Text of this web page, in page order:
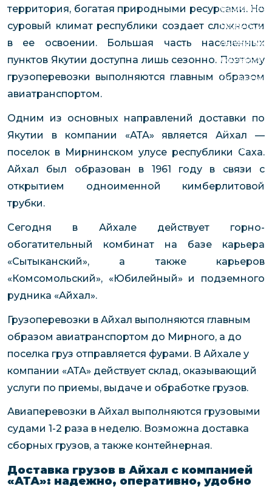
чартерных
по РФ
Заявка на
Якутия
перевозки
Якутию
Доставка
территория, богатая природными ресурсами. Но
суровый климат республики создает сложности
в ее освоении. Большая часть населенных
пунктов Якутии доступна лишь сезонно. Поэтому
грузоперевозки выполняются главным образом
авиатранспортом.
Одним из основных направлений доставки по
Якутии в компании «АТА» является Айхал —
поселок в Мирнинском улусе республики Саха.
Айхал был образован в 1961 году в связи с
открытием одноименной кимберлитовой
трубки.
Сегодня в Айхале действует горно-
обогатительный комбинат на базе карьера
«Сытыканский», а также карьеров
«Комсомольский», «Юбилейный» и подземного
рудника «Айхал».
Грузоперевозки в Айхал выполняются главным
образом авиатранспортом до Мирного, а до
поселка груз отправляется фурами. В Айхале у
компании «АТА» действует склад, оказывающий
услуги по приемы, выдаче и обработке грузов.
Авиаперевозки в Айхал выполняются грузовыми
судами 1-2 раза в неделю. Возможна доставка
сборных грузов, а также контейнерная.
Доставка грузов в Айхал с компанией
«АТА»: надежно, оперативно, удобно